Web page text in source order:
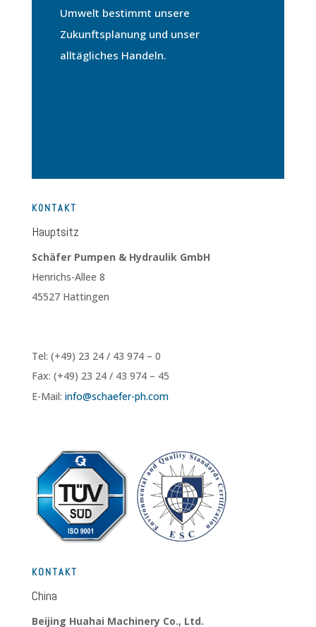
Umwelt bestimmt unsere
Zukunftsplanung und unser
alltägliches Handeln.
K0NTAKT
Hauptsitz
Schäfer Pumpen & Hydraulik GmbH
Henrichs-Allee 8
45527 Hattingen
Tel: (+49) 23 24 / 43 974 – 0
Fax: (+49) 23 24 / 43 974 – 45
E-Mail: info@schaefer-ph.com
KONTAKT
China
Beijing Huahai Machinery Co., Ltd.